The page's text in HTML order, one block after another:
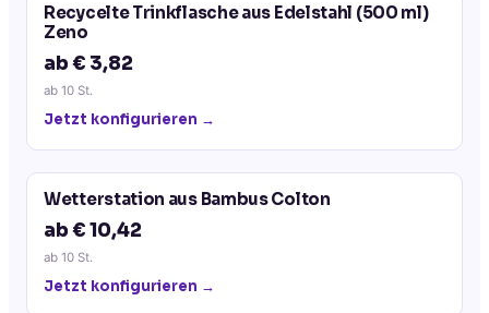
Recycelte Trinkflasche aus Edelstahl (500 ml)
Zeno
ab € 3,82
ab 10 St.
Jetzt konfigurieren →
Wetterstation aus Bambus Colton
ab € 10,42
ab 10 St.
Jetzt konfigurieren →